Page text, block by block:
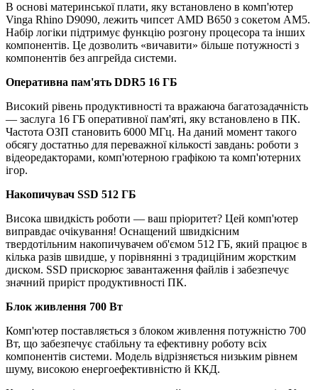
В основі материнської плати, яку встановлено в комп'ютер
Vinga Rhino D9090, лежить чипсет AMD B650 з сокетом AM5.
Набір логіки підтримує функцію розгону процесора та інших
компонентів. Це дозволить «вичавити» більше потужності з
компонентів без апгрейда системи.
Оперативна пам'ять DDR5 16 ГБ
Високий рівень продуктивності та вражаюча багатозадачність
— заслуга 16 ГБ оперативної пам'яті, яку встановлено в ПК.
Частота ОЗП становить 6000 МГц. На даний момент такого
обсягу достатньо для переважної кількості завдань: роботи з
відеоредакторами, комп'ютерною графікою та комп'ютерних
ігор.
Накопичувач SSD 512 ГБ
Висока швидкість роботи — ваш пріоритет? Цей комп'ютер
виправдає очікування! Оснащений швидкісним
твердотільним накопичувачем об'ємом 512 ГБ, який працює в
кілька разів швидше, у порівнянні з традиційним жорстким
диском. SSD прискорює завантаження файлів і забезпечує
значний приріст продуктивності ПК.
Блок живлення 700 Вт
Комп'ютер поставляється з блоком живлення потужністю 700
Вт, що забезпечує стабільну та ефективну роботу всіх
компонентів системи. Модель відрізняється низьким рівнем
шуму, високою енергоефективністю й ККД.